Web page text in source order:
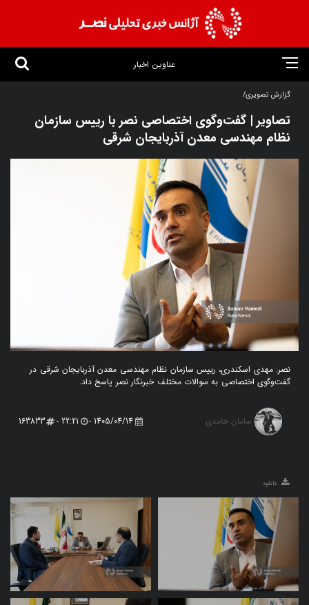
عناوین اخبار
گزارش تصویری/
تصاویر | گفت‌وگوی اختصاصی نصر با رییس سازمان
نظام مهندسی معدن آذربایجان شرقی
نصر: مهدی اسکندری، رییس سازمان نظام مهندسی معدن آذربایجان شرقی در
گفت‌وگوی اختصاصی به سوالات مختلف خبرنگار نصر پاسخ داد.
سامان حامدی 1405/04/14 -
22:21 -
163833
دانلود